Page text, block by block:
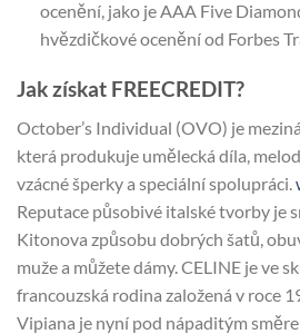
ocenění, jako je AAA Five
hvězdičkové ocenění od Forbes
Jak získat FREECREDIT?
October’s Individual (OVO) je
která produkuje umělecká díla,
vzácné šperky a speciální spolupráci.
Reputace působivé italské tvorby je
Kitonova způsobu dobrých šatů,
muže a můžete dámy. CELINE je ve
francouzská rodina založená v roce
Vipiana je nyní pod nápaditým